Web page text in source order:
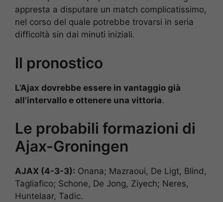
appresta a disputare un match complicatissimo,
nel corso del quale potrebbe trovarsi in seria
difficoltà sin dai minuti iniziali.
Il pronostico
L’Ajax dovrebbe essere in vantaggio già
all’intervallo e ottenere una vittoria.
Le probabili formazioni di
Ajax-Groningen
AJAX (4-3-3): Onana; Mazraoui, De Ligt, Blind,
Tagliafico; Schone, De Jong, Ziyech; Neres,
Huntelaar, Tadic.